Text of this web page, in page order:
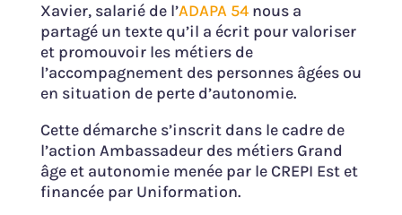
Xavier, salarié de l’ADAPA 54nous a
partagé un texte qu’il a écrit pour valoriser
et promouvoir les métiers de
l’accompagnement des personnes âgées ou
en situation de perte d’autonomie.
Cette démarche s’inscrit dans le cadre de
l’action Ambassadeur des métiers Grand
âge et autonomie menée par le CREPI Est et
financée par Uniformation.